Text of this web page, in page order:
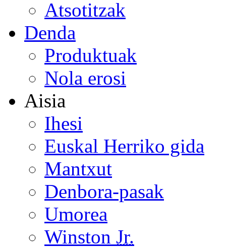
Atsotitzak
Denda
Produktuak
Nola erosi
Aisia
Ihesi
Euskal Herriko gida
Mantxut
Denbora-pasak
Umorea
Winston Jr.